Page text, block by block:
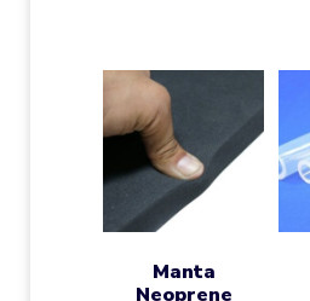
Manta
Neoprene